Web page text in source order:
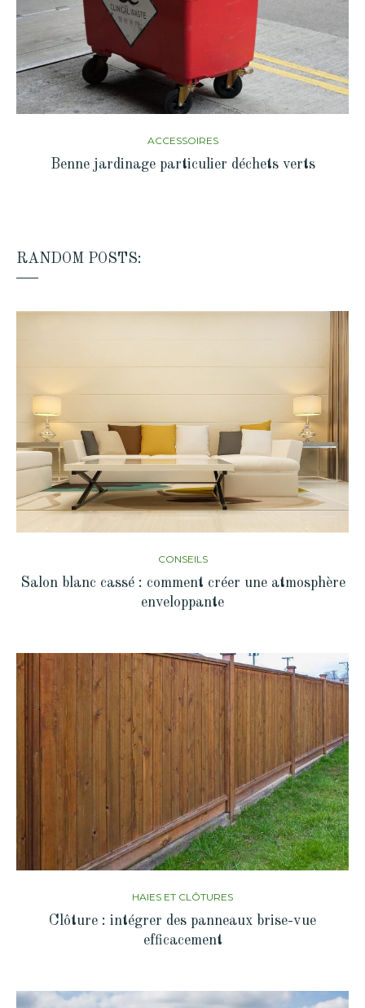
ACCESSOIRES
Benne jardinage particulier déchets verts
RANDOM POSTS:
CONSEILS
Salon blanc cassé : comment créer une atmosphère
enveloppante
HAIES ET CLÔTURES
Clôture : intégrer des panneaux brise-vue
efficacement